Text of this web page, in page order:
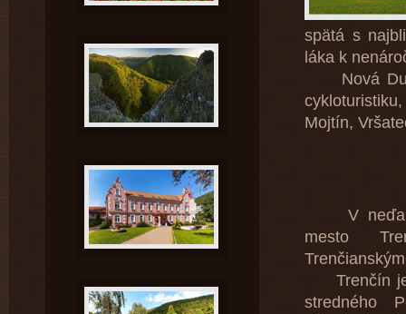
spätá s
láka k
Nová
Mojtín,
V
mesto
Trenčín je
stredného